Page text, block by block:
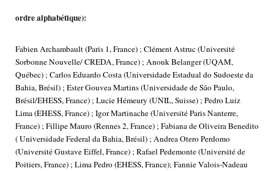
ordre alphabétique):
Fabien Archambault (Paris 1, France) ; Clément Astruc (Université
Sorbonne Nouvelle/ CREDA, France) ; Anouk Belanger (UQAM,
Québec) ; Carlos Eduardo Costa (Universidade Estadual do Sudoeste da
Bahia, Brésil) ; Ester Gouvea Martins (Universidade de São Paulo,
Brésil/EHESS, France) ; Lucie Hémeury (UNIL, Suisse) ; Pedro Luiz
Lima (EHESS, France) ; Igor Martinache (Université Paris Nanterre,
France) ; Fillipe Mauro (Rennes 2, France) ; Fabiana de Oliveira Benedito
( Universidade Federal da Bahia, Brésil) ; Andrea Otero Perdomo
(Université Gustave Eiffel, France) ; Rafael Pedemonte (Université de
Poitiers, France) ; Lima Pedro (EHESS, France); Fannie Valois-Nadeau